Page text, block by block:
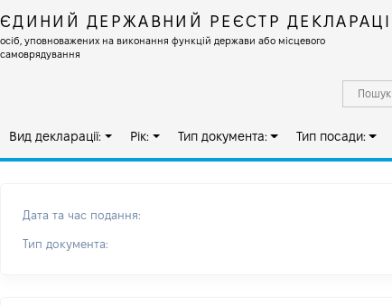
ЄДИНИЙ ДЕРЖАВНИЙ РЕЄСТР
осіб, уповноважених на виконання функцій держави або місцевого
самоврядування
Вид декларації: Рік: Тип документа: Тип посади:
Дата та час подання:
Тип документа: